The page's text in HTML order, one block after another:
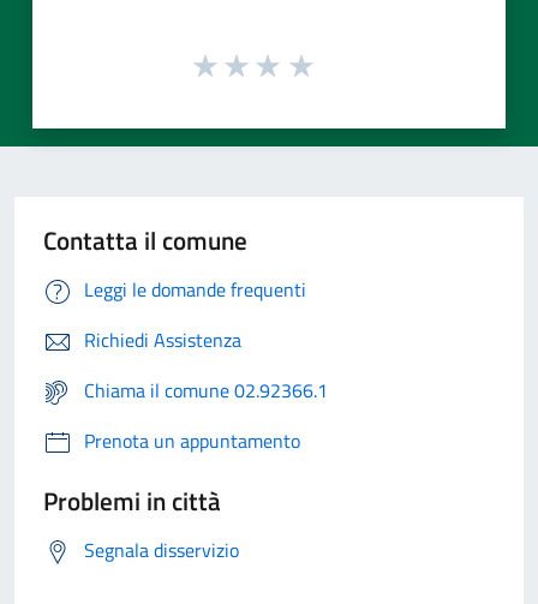
Contatta il comune
Leggi le domande frequenti
Richiedi Assistenza
Chiama il comune 02.92366.1
Prenota un appuntamento
Problemi in città
Segnala disservizio